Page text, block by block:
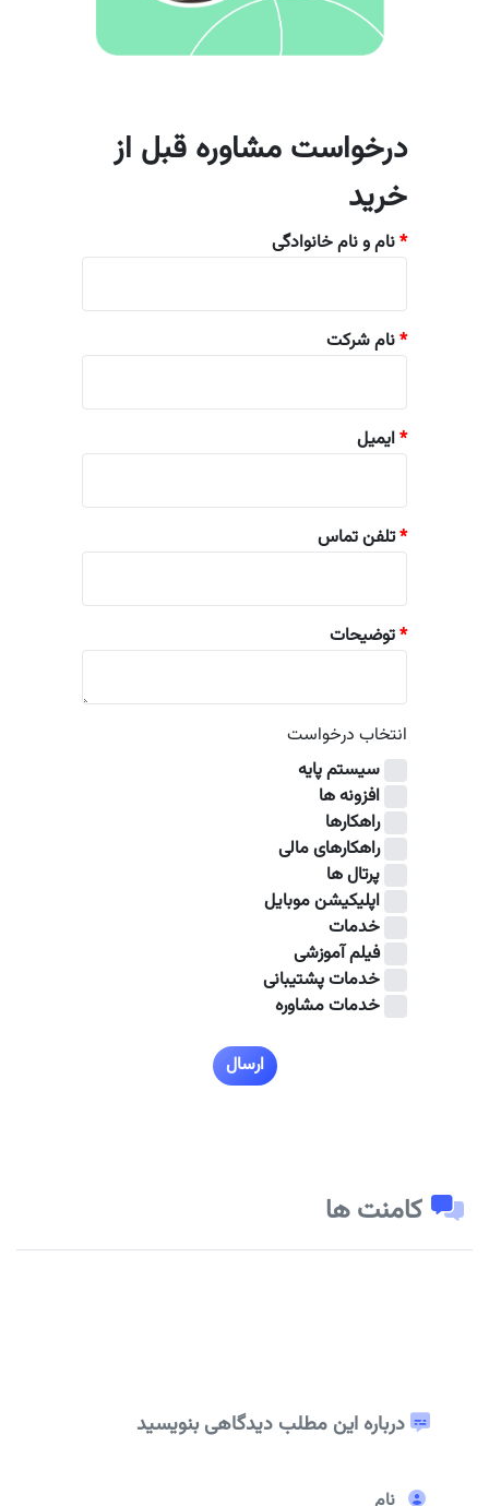
درخواست مشاوره قبل از
خرید
*
*
*
*تلفن تماس
*
انتخاب درخواست
سیستم پایه
افزونه ها
راهکارها
راهکارهای مالی
پرتال ها
اپلیکیشن موبایل
خدمات
فیلم آموزشی
خدمات پشتیبانی
خدمات مشاوره
ارسال
کامنت ها
درباره این مطلب دیدگاهی بنویسید